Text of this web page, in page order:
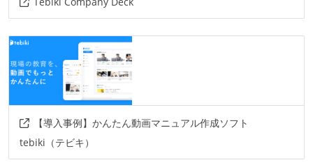
【導入事例】かんたん動画マニュアル作成ソフト
tebiki（テビキ）